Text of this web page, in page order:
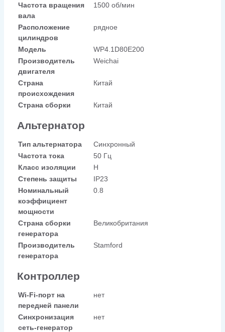
Частота вращения
вала
1500 об/мин
Расположение
цилиндров
рядное
Модель
WP4.1D80E200
Производитель
двигателя
Weichai
Страна
происхождения
Китай
Страна сборки Китай
Альтернатор
Тип альтернатора
Синхронный
Частота тока
50 Гц
Класс изоляции
H
Степень защиты
IP23
Номинальный
коэффициент
мощности
0.8
Страна сборки
генератора
Великобритания
Производитель
генератора
Stamford
Контроллер
Wi-Fi-порт на
передней панели
нет
Синхронизация
сеть-генератор
нет